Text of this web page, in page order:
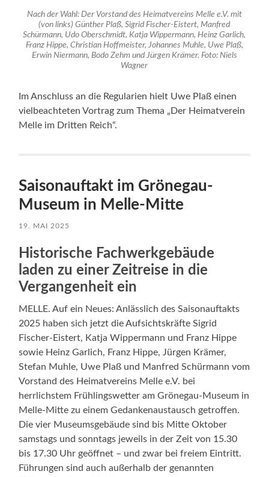
Nach der Wahl: Der Vorstand des Heimatvereins Melle e.V. mit
(von links) Günther Plaß, Sigrid Fischer-Eistert, Manfred
Schürmann, Udo Oberschmidt, Katja Wippermann, Heinz Garlich,
Franz Hippe, Christian Hoffmeister, Johannes Muhle, Uwe Plaß,
Erwin Niermann, Bodo Zehm und Jürgen Krämer. Foto: Niels
Wagner
Im Anschluss an die Regularien hielt Uwe Plaß einen
vielbeachteten Vortrag zum Thema „Der Heimatverein
Melle im Dritten Reich“.
Saisonauftakt im Grönegau-
Museum in Melle-Mitte
19. MAI 2025
Historische Fachwerkgebäude
laden zu einer Zeitreise in die
Vergangenheit ein
MELLE. Auf ein Neues: Anlässlich des Saisonauftakts
2025 haben sich jetzt die Aufsichtskräfte Sigrid
Fischer-Eistert, Katja Wippermann und Franz Hippe
sowie Heinz Garlich, Franz Hippe, Jürgen Krämer,
Stefan Muhle, Uwe Plaß und Manfred Schürmann vom
Vorstand des Heimatvereins Melle e.V. bei
herrlichstem Frühlingswetter am Grönegau-Museum in
Melle-Mitte zu einem Gedankenaustausch getroffen.
Die vier Museumsgebäude sind bis Mitte Oktober
samstags und sonntags jeweils in der Zeit von 15.30
bis 17.30 Uhr geöffnet – und zwar bei freiem Eintritt.
Führungen sind auch außerhalb der genannten